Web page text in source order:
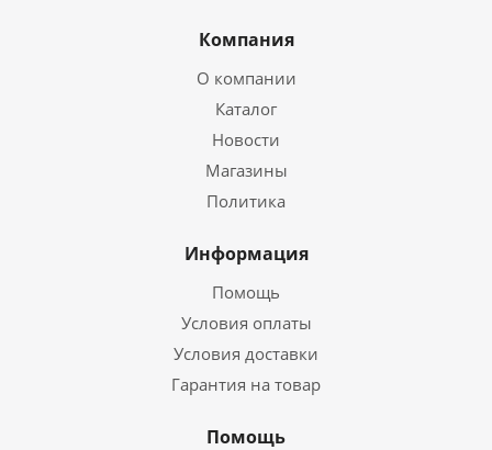
Компания
О компании
Каталог
Новости
Магазины
Политика
Информация
Помощь
Условия оплаты
Условия доставки
Гарантия на товар
Помощь